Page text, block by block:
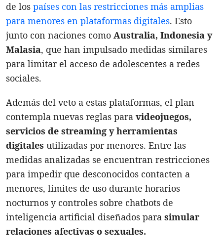
de los países con las restricciones más amplias
para menores en plataformas digitales. Esto
junto con naciones como Australia, Indonesia y
Malasia, que han impulsado medidas similares
para limitar el acceso de adolescentes a redes
sociales.
Además del veto a estas plataformas, el plan
contempla nuevas reglas para videojuegos,
servicios de streaming y herramientas
digitales utilizadas por menores. Entre las
medidas analizadas se encuentran restricciones
para impedir que desconocidos contacten a
menores, límites de uso durante horarios
nocturnos y controles sobre chatbots de
inteligencia artificial diseñados para simular
relaciones afectivas o sexuales.